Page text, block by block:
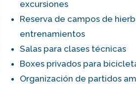
excursiones
Reserva de campos de
entrenamientos
Salas para clases técnicas
Boxes privados para
Organización de partidos